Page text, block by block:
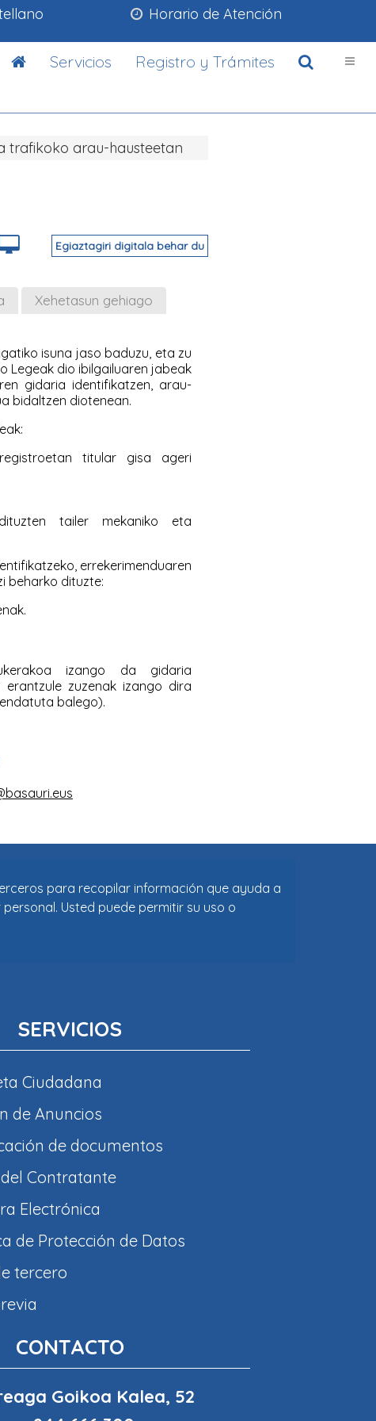
Horario de Atención
Servicios Registro y Trámites
para recopilar información que ayuda a
Usted puede permitir su uso o
SERVICIOS
Ciudadana
de Anuncios
de documentos
Contratante
Electrónica
de Protección de Datos
tercero
CONTACTO
Goikoa Kalea, 52